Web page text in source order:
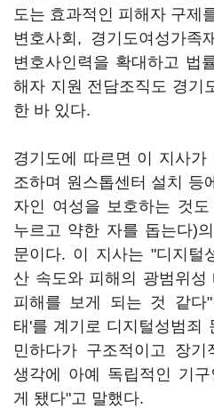
도는 효과적인 피해자 구제
변호사회, 경기도여성가족
변호사인력을 확대하고 법
해자 지원 전담조직도 경기
한 바 있다.
경기도에 따르면 이 지사
조하며 원스톱센터 설치 등
자인 여성을 보호하는 것
누르고 약한 자를 돕는다)
문이다. 이 지사는 "디지털
산 속도와 피해의 광범위성
피해를 보게 되는 것 같다
태'를 계기로 디지털성범죄
민하다가 구조적이고 장
생각에 아예 독립적인 기
게 됐다"고 말했다.